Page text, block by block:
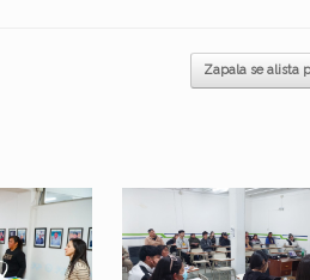
Zapala se alista